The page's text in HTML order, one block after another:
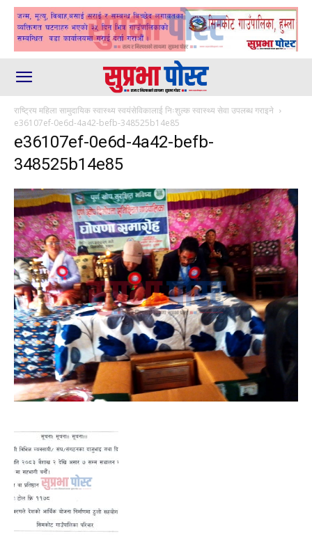
राष्ट्रिय महिला सामुदायिक स्वास्थ्य स्वयंसेविकालाई निःशुल्क स्वास्थ्य सेवा उपलब्ध गराइने
e36107ef-0e6d-4a42-befb-348525b14e85
e36107ef-0e6d-4a42-befb-
348525b14e85